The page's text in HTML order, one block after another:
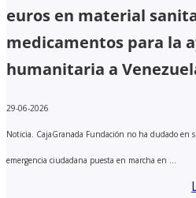
euros en material
medicamentos para la
humanitaria a
29-06-2026
Noticia. CajaGranada Fundación no ha dudado en
emergencia ciudadana puesta en marcha en ...